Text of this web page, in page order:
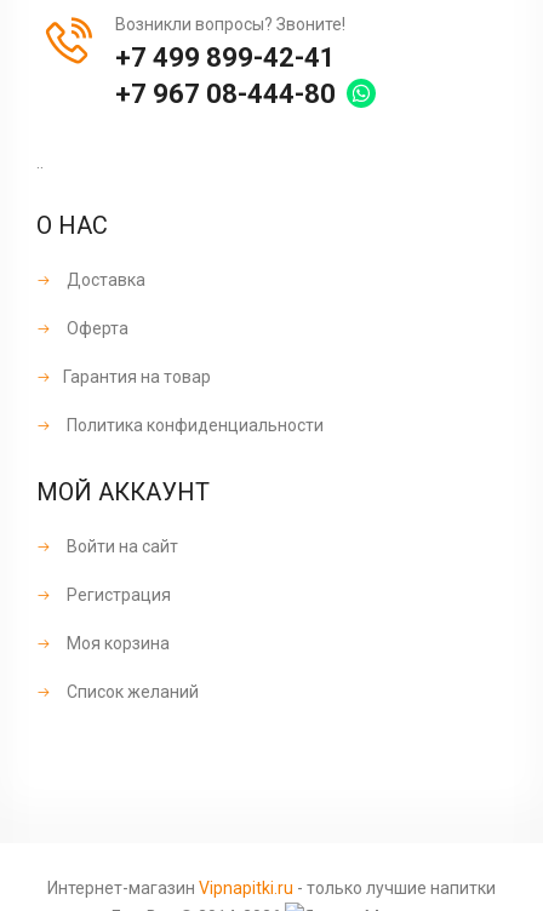
Возникли вопросы? Звоните!
+7 499 899-42-41
+7 967 08-444-80
..
О НАС
Доставка
Оферта
Гарантия на товар
Политика конфиденциальности
МОЙ АККАУНТ
Войти на сайт
Регистрация
Моя корзина
Список желаний
Интернет-магазин Vipnapitki.ru - только лучшие напитки